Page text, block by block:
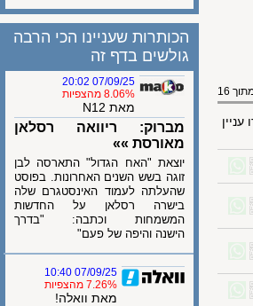
הכותרות שעניינו הכי הרבה
גולשים בדף זה
07/09/25 20:02
8.06% מהצפיות
מאת N12
מברוק: ריוואה רסלאן
מאורסת »»
יוצאת "האח הגדול" התארסה לבן
זוגה בשש השנים האחרונות. בפוסט
שהעלתה לעמוד האינסטגרם שלה
בישרה רסלאן על החדשות
המשמחות וכתבה: "בדרך
הישנה והיפה של פעם"
07/09/25 10:40
7.26% מהצפיות
מאת וואלה!